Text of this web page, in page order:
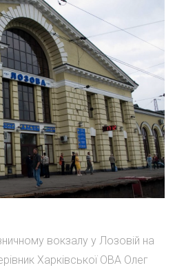
вокзалу у Лозовій на
Харківської ОВА Олег